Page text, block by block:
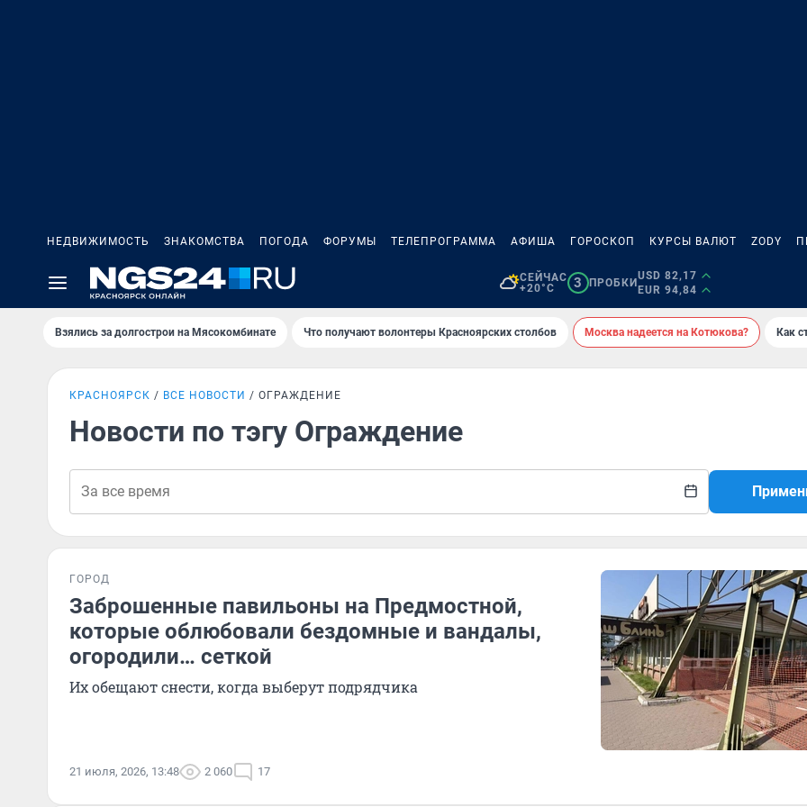
НЕДВИЖИМОСТЬ ЗНАКОМСТВА ПОГОДА ФОРУМЫ ТЕЛЕПРОГРАММА АФИША ГОРОСКОП КУРСЫ ВАЛЮТ ZODY
СЕЙЧАС
+20°C
3 ПРОБКИ
USD 82,17
EUR 94,84
Взялись за долгострои на Мясокомбинате Что получают волонтеры Красноярских столбов Москва надеется на Котюкова? Как
КРАСНОЯРСК ВСЕ НОВОСТИ ОГРАЖДЕНИЕ
Новости по тэгу Ограждение
ГОРОД
Заброшенные павильоны на Предмостной,
которые облюбовали бездомные и вандалы,
огородили… сеткой
Их обещают снести, когда выберут подрядчика
21 июля, 2026, 13:48 2 060 17